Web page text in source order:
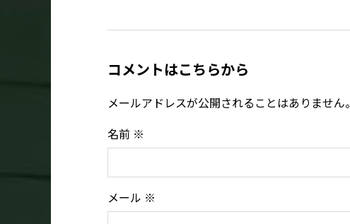
コメントはこちらから
メールアドレスが公開されることはありません。
名前 ※
メール ※